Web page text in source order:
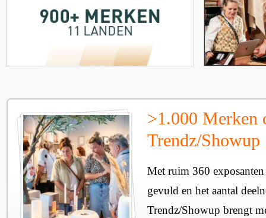
>1.000 Merken
Trendz/Showup
Met ruim 360
gevuld en het aantal
Trendz/Showup brengt